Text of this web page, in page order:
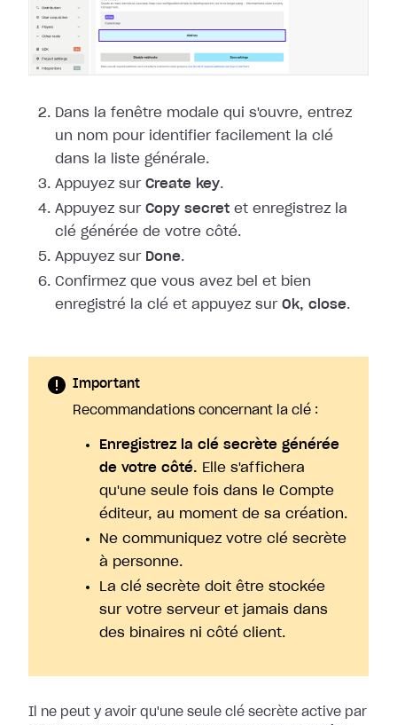
Dans la fenêtre modale qui s'ouvre, entrez
un nom pour identifier facilement la clé
dans la liste générale.
Appuyez sur Create key.
Appuyez sur Copy secret et enregistrez la
clé générée de votre côté.
Appuyez sur Done.
Confirmez que vous avez bel et bien
enregistré la clé et appuyez sur Ok, close.
Important
Recommandations concernant la clé :
Enregistrez la clé secrète générée
de votre côté. Elle s'affichera
qu'une seule fois dans le Compte
éditeur, au moment de sa création.
Ne communiquez votre clé secrète
à personne.
La clé secrète doit être stockée
sur votre serveur et jamais dans
des binaires ni côté client.
Il ne peut y avoir qu'une seule clé secrète active par